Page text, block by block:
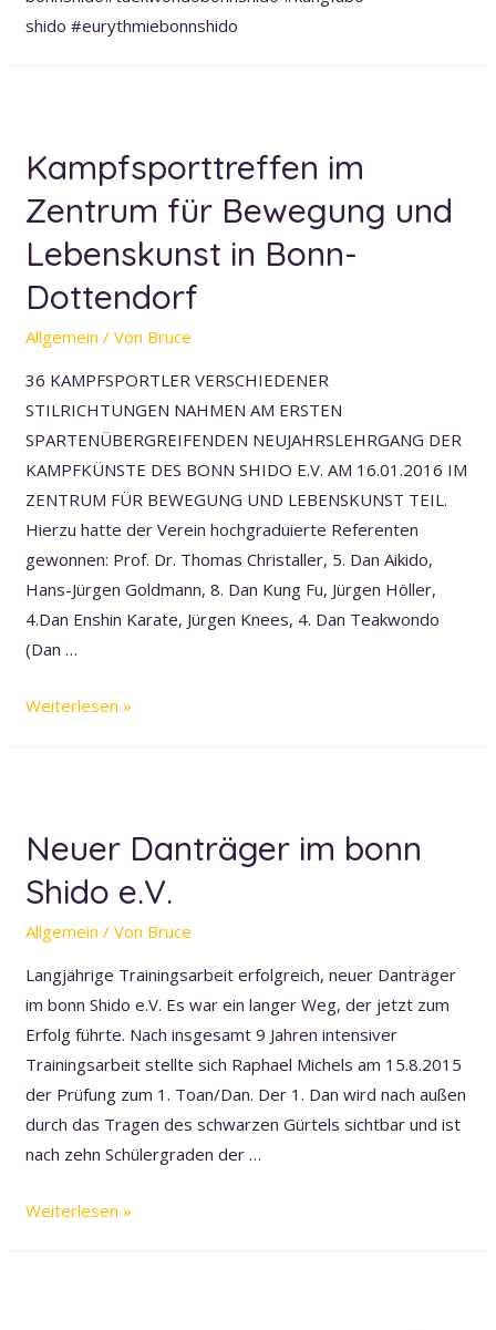
27.
shido #eurythmiebonnshido
Kampfsporttreffen im
Zentrum für Bewegung und
Lebenskunst in Bonn-
Dottendorf
Allgemein / Von Bruce
36 KAMPFSPORTLER VERSCHIEDENER
STILRICHTUNGEN NAHMEN AM ERSTEN
SPARTENÜBERGREIFENDEN NEUJAHRSLEHRGANG DER
KAMPFKÜNSTE DES BONN SHIDO E.V. AM 16.01.2016 IM
ZENTRUM FÜR BEWEGUNG UND LEBENSKUNST TEIL.
Hierzu hatte der Verein hochgraduierte Referenten
gewonnen: Prof. Dr. Thomas Christaller, 5. Dan Aikido,
Hans-Jürgen Goldmann, 8. Dan Kung Fu, Jürgen Höller,
4.Dan Enshin Karate, Jürgen Knees, 4. Dan Teakwondo
(Dan …
Kampfsporttreffen
und
Lebenskunst
Bonn-
Dottendorf
Weiterlesen »
Neuer Danträger im bonn
Shido e.V.
Allgemein / Von Bruce
Langjährige Trainingsarbeit erfolgreich, neuer Danträger
im bonn Shido e.V. Es war ein langer Weg, der jetzt zum
Erfolg führte. Nach insgesamt 9 Jahren intensiver
Trainingsarbeit stellte sich Raphael Michels am 15.8.2015
der Prüfung zum 1. Toan/Dan. Der 1. Dan wird nach außen
durch das Tragen des schwarzen Gürtels sichtbar und ist
nach zehn Schülergraden der …
Neuer
Weiterlesen »